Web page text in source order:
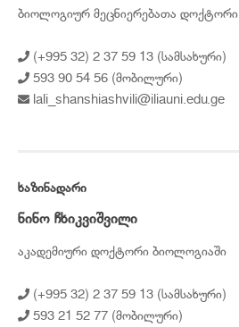
ბიოლოგიურ მეცნიერებათა დოქტორი
(+995 32) 2 37 59 13 (სამსახური)
593 90 54 56 (მობილური)
lali_shanshiashvili@iliauni.edu.ge
ᲮᲐᲖᲘᲜᲐᲓᲐᲠᲘ
ნინო ჩხიკვიშვილი
აკადემიური დოქტორი ბიოლოგიაში
(+995 32) 2 37 59 13 (სამსახური)
593 21 52 77 (მობილური)